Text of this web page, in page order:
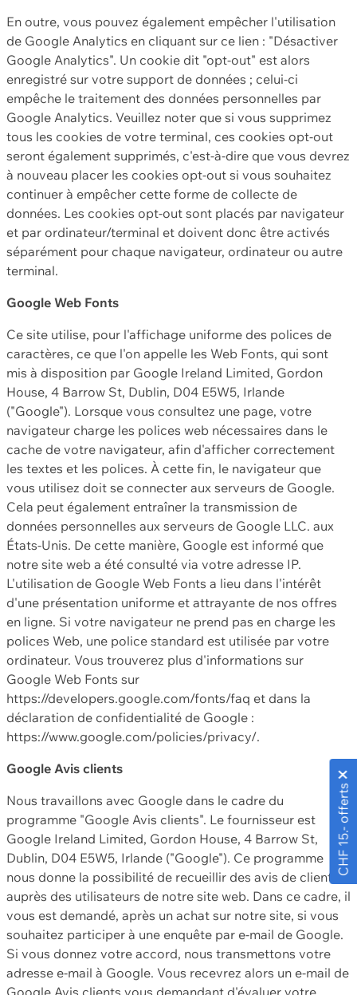
En outre, vous pouvez également empêcher l'utilisation
de Google Analytics en cliquant sur ce lien : "Désactiver
Google Analytics". Un cookie dit "opt-out" est alors
enregistré sur votre support de données ; celui-ci
empêche le traitement des données personnelles par
Google Analytics. Veuillez noter que si vous supprimez
tous les cookies de votre terminal, ces cookies opt-out
seront également supprimés, c'est-à-dire que vous devrez
à nouveau placer les cookies opt-out si vous souhaitez
continuer à empêcher cette forme de collecte de
données. Les cookies opt-out sont placés par navigateur
et par ordinateur/terminal et doivent donc être activés
séparément pour chaque navigateur, ordinateur ou autre
terminal.
Google Web Fonts
Ce site utilise, pour l'affichage uniforme des polices de
caractères, ce que l'on appelle les Web Fonts, qui sont
mis à disposition par Google Ireland Limited, Gordon
House, 4 Barrow St, Dublin, D04 E5W5, Irlande
("Google"). Lorsque vous consultez une page, votre
navigateur charge les polices web nécessaires dans le
cache de votre navigateur, afin d'afficher correctement
les textes et les polices. À cette fin, le navigateur que
vous utilisez doit se connecter aux serveurs de Google.
Cela peut également entraîner la transmission de
données personnelles aux serveurs de Google LLC. aux
États-Unis. De cette manière, Google est informé que
notre site web a été consulté via votre adresse IP.
L'utilisation de Google Web Fonts a lieu dans l'intérêt
d'une présentation uniforme et attrayante de nos offres
en ligne. Si votre navigateur ne prend pas en charge les
polices Web, une police standard est utilisée par votre
ordinateur. Vous trouverez plus d'informations sur
Google Web Fonts sur
https://developers.google.com/fonts/faq et dans la
déclaration de confidentialité de Google :
https://www.google.com/policies/privacy/.
Google Avis clients
Nous travaillons avec Google dans le cadre du
programme "Google Avis clients". Le fournisseur est
Google Ireland Limited, Gordon House, 4 Barrow St,
Dublin, D04 E5W5, Irlande ("Google"). Ce programme
nous donne la possibilité de recueillir des avis de clients
auprès des utilisateurs de notre site web. Dans ce cadre, il
vous est demandé, après un achat sur notre site, si vous
souhaitez participer à une enquête par e-mail de Google.
Si vous donnez votre accord, nous transmettons votre
adresse e-mail à Google. Vous recevrez alors un e-mail de
CHF 15.- offerts